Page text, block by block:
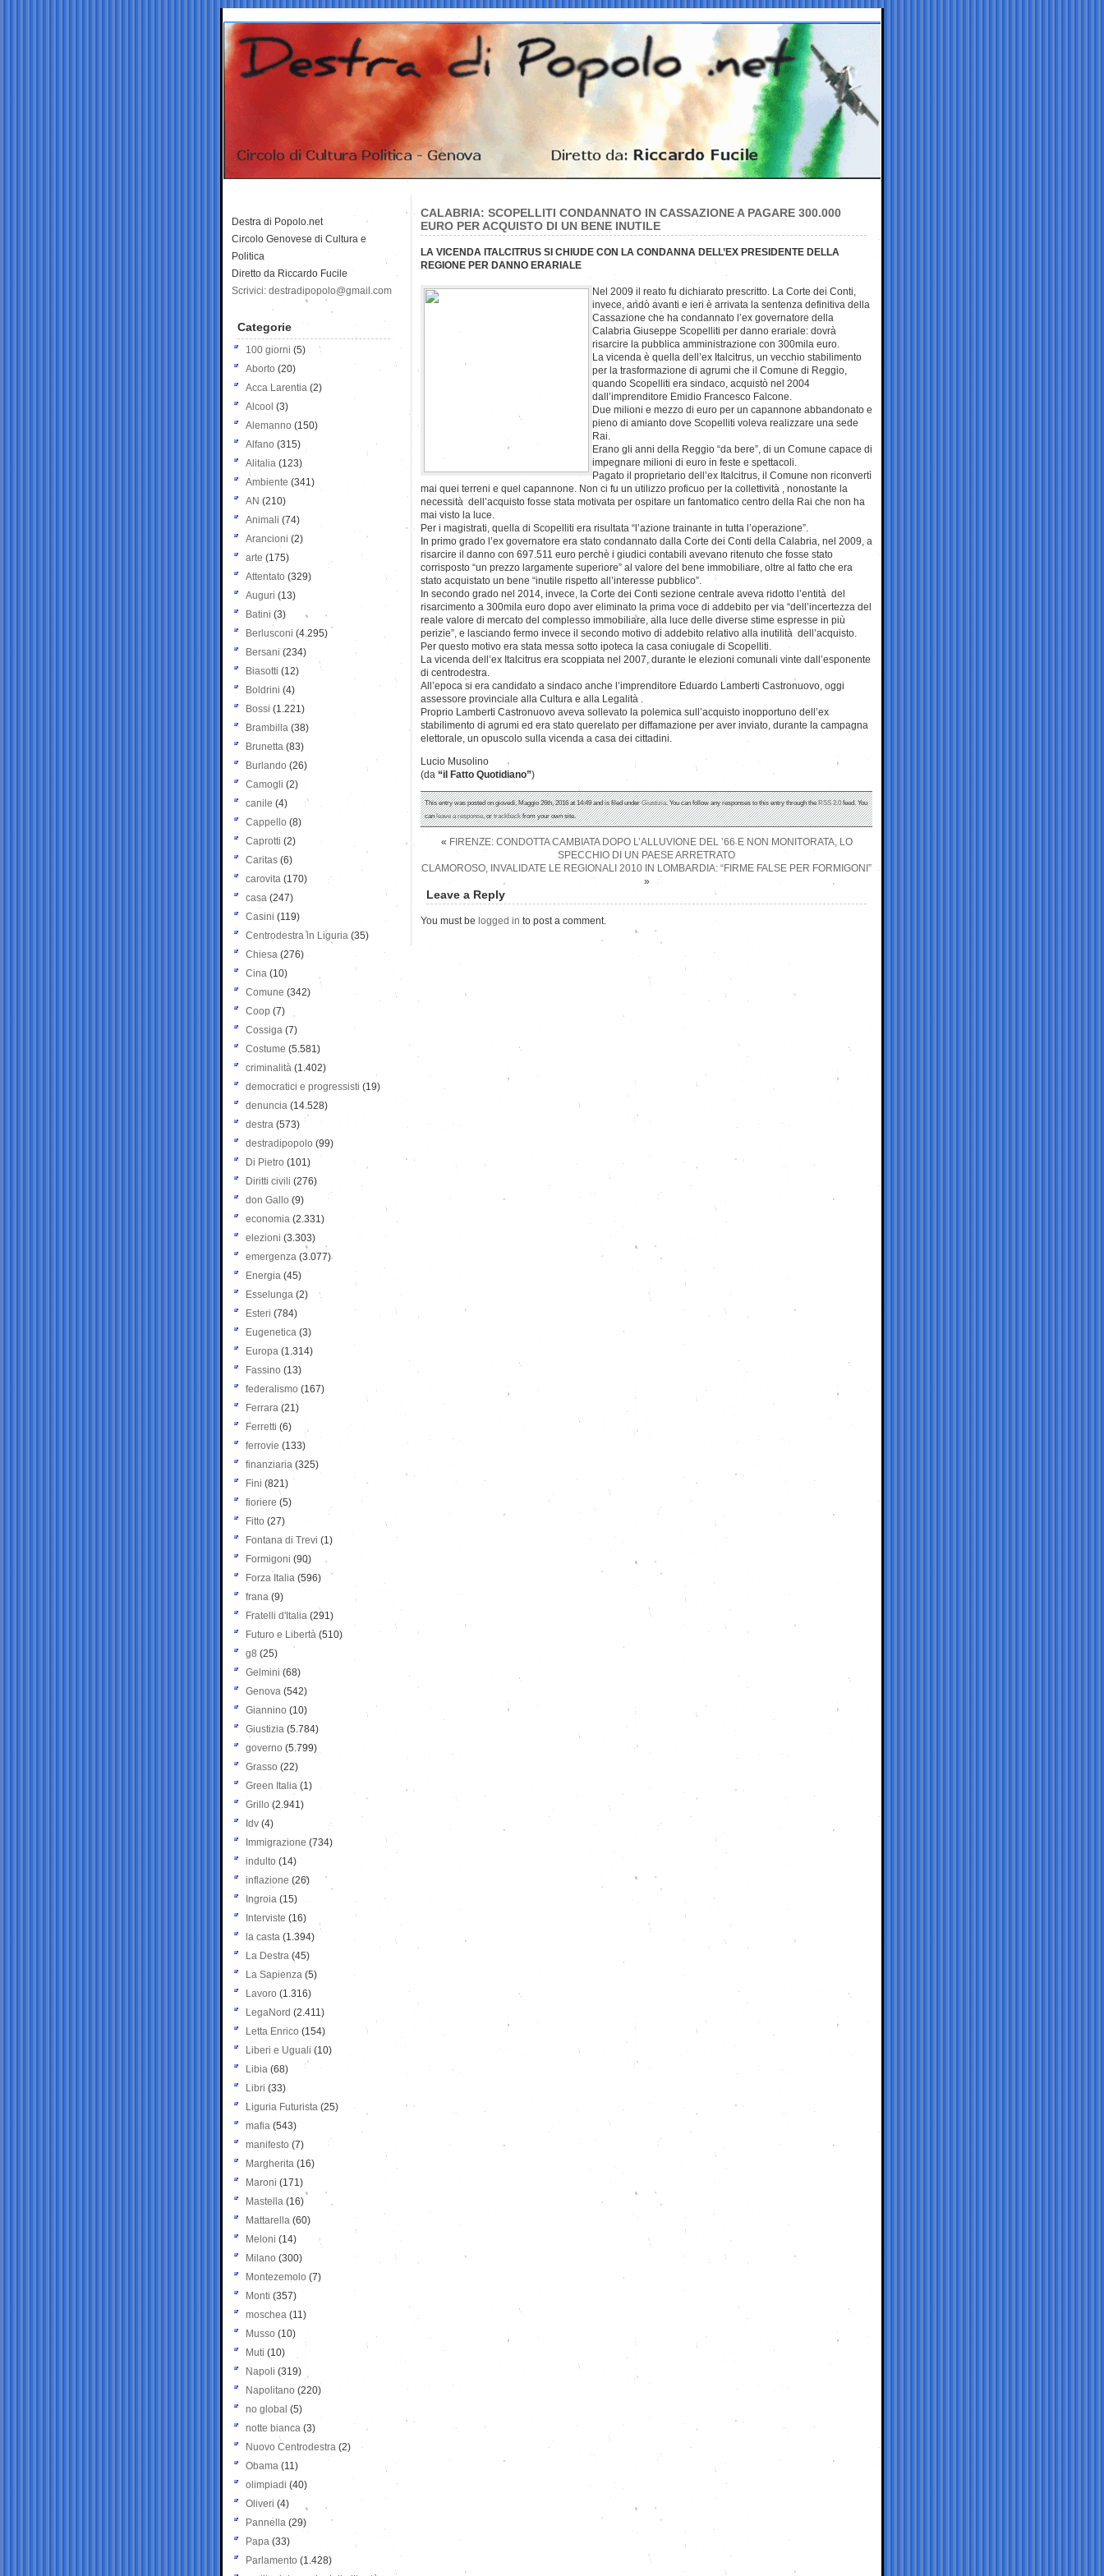
CALABRIA: SCOPELLITI CONDANNATO IN CASSAZIONE A PAGARE 300.000
EURO PER ACQUISTO DI UN BENE INUTILE
LA VICENDA ITALCITRUS SI CHIUDE CON LA CONDANNA DELL’EX PRESIDENTE DELLA
REGIONE PER DANNO ERARIALE
Nel 2009 il reato fu dichiarato prescritto. La Corte dei Conti,
invece, andò avanti e ieri è arrivata la sentenza definitiva della
Cassazione che ha condannato l’ex governatore della
Calabria Giuseppe Scopelliti per danno erariale: dovrà
risarcire la pubblica amministrazione con 300mila euro.
La vicenda è quella dell’ex Italcitrus, un vecchio stabilimento
per la trasformazione di agrumi che il Comune di Reggio,
quando Scopelliti era sindaco, acquistò nel 2004
dall’imprenditore Emidio Francesco Falcone.
Due milioni e mezzo di euro per un capannone abbandonato e
pieno di amianto dove Scopelliti voleva realizzare una sede
Rai.
Erano gli anni della Reggio “da bere”, di un Comune capace di
impegnare milioni di euro in feste e spettacoli.
Pagato il proprietario dell’ex Italcitrus, il Comune non riconvertì
mai quei terreni e quel capannone. Non ci fu un utilizzo proficuo per la collettività , nonostante la
necessità dell’acquisto fosse stata motivata per ospitare un fantomatico centro della Rai che non ha
mai visto la luce.
Per i magistrati, quella di Scopelliti era risultata “l’azione trainante in tutta l’operazione”.
In primo grado l’ex governatore era stato condannato dalla Corte dei Conti della Calabria, nel 2009, a
risarcire il danno con 697.511 euro perchè i giudici contabili avevano ritenuto che fosse stato
corrisposto “un prezzo largamente superiore” al valore del bene immobiliare, oltre al fatto che era
stato acquistato un bene “inutile rispetto all’interesse pubblico”.
In secondo grado nel 2014, invece, la Corte dei Conti sezione centrale aveva ridotto l’entità del
risarcimento a 300mila euro dopo aver eliminato la prima voce di addebito per via “dell’incertezza del
reale valore di mercato del complesso immobiliare, alla luce delle diverse stime espresse in più
perizie”, e lasciando fermo invece il secondo motivo di addebito relativo alla inutilità dell’acquisto.
Per questo motivo era stata messa sotto ipoteca la casa coniugale di Scopelliti.
La vicenda dell’ex Italcitrus era scoppiata nel 2007, durante le elezioni comunali vinte dall’esponente
di centrodestra.
All’epoca si era candidato a sindaco anche l’imprenditore Eduardo Lamberti Castronuovo, oggi
assessore provinciale alla Cultura e alla Legalità .
Proprio Lamberti Castronuovo aveva sollevato la polemica sull’acquisto inopportuno dell’ex
stabilimento di agrumi ed era stato querelato per diffamazione per aver inviato, durante la campagna
elettorale, un opuscolo sulla vicenda a casa dei cittadini.
Lucio Musolino
(da “il Fatto Quotidiano”)
This entry was posted on giovedì, Maggio 26th, 2016 at 14:49 and is filed underGiustizia. You can follow any responses to this entry through theRSS 2.0feed. You
canleave a response, ortrackbackfrom your own site.
« FIRENZE: CONDOTTA CAMBIATA DOPO L’ALLUVIONE DEL ’66 E NON MONITORATA, LO
SPECCHIO DI UN PAESE ARRETRATO
CLAMOROSO, INVALIDATE LE REGIONALI 2010 IN LOMBARDIA: “FIRME FALSE PER FORMIGONI”
»
Leave a Reply
You must be logged in to post a comment.
Destra di Popolo.net
Circolo Genovese di Cultura e
Politica
Diretto da Riccardo Fucile
Scrivici: destradipopolo@gmail.com
Categorie
100 giorni (5)
Aborto (20)
Acca Larentia (2)
Alcool (3)
Alemanno (150)
Alfano (315)
Alitalia (123)
Ambiente (341)
AN (210)
Animali (74)
Arancioni (2)
arte (175)
Attentato (329)
Auguri (13)
Batini (3)
Berlusconi (4.295)
Bersani (234)
Biasotti (12)
Boldrini (4)
Bossi (1.221)
Brambilla (38)
Brunetta (83)
Burlando (26)
Camogli (2)
canile (4)
Cappello (8)
Caprotti (2)
Caritas (6)
carovita (170)
casa (247)
Casini (119)
Centrodestra in Liguria (35)
Chiesa (276)
Cina (10)
Comune (342)
Coop (7)
Cossiga (7)
Costume (5.581)
criminalità (1.402)
democratici e progressisti (19)
denuncia (14.528)
destra (573)
destradipopolo (99)
Di Pietro (101)
Diritti civili (276)
don Gallo (9)
economia (2.331)
elezioni (3.303)
emergenza (3.077)
Energia (45)
Esselunga (2)
Esteri (784)
Eugenetica (3)
Europa (1.314)
Fassino (13)
federalismo (167)
Ferrara (21)
Ferretti (6)
ferrovie (133)
finanziaria (325)
Fini (821)
fioriere (5)
Fitto (27)
Fontana di Trevi (1)
Formigoni (90)
Forza Italia (596)
frana (9)
Fratelli d'Italia (291)
Futuro e Libertà (510)
g8 (25)
Gelmini (68)
Genova (542)
Giannino (10)
Giustizia (5.784)
governo (5.799)
Grasso (22)
Green Italia (1)
Grillo (2.941)
Idv (4)
Immigrazione (734)
indulto (14)
inflazione (26)
Ingroia (15)
Interviste (16)
la casta (1.394)
La Destra (45)
La Sapienza (5)
Lavoro (1.316)
LegaNord (2.411)
Letta Enrico (154)
Liberi e Uguali (10)
Libia (68)
Libri (33)
Liguria Futurista (25)
mafia (543)
manifesto (7)
Margherita (16)
Maroni (171)
Mastella (16)
Mattarella (60)
Meloni (14)
Milano (300)
Montezemolo (7)
Monti (357)
moschea (11)
Musso (10)
Muti (10)
Napoli (319)
Napolitano (220)
no global (5)
notte bianca (3)
Nuovo Centrodestra (2)
Obama (11)
olimpiadi (40)
Oliveri (4)
Pannella (29)
Papa (33)
Parlamento (1.428)